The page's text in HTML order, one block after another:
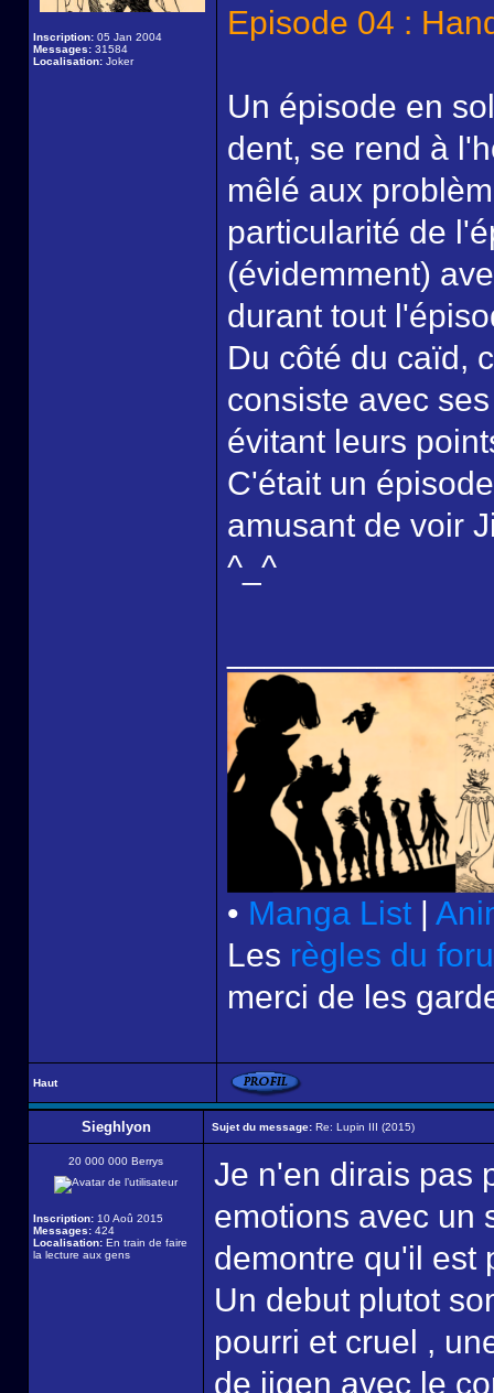
Inscription: 05 Jan 2004
Messages: 31584
Localisation: Joker
Episode 04 :
Un épisode en
dent, se rend à
mêlé aux
particularité de
(évidemment)
durant tout
Du côté du caïd,
consiste avec
évitant leurs
C'était un
amusant de voir
^_^
• Manga List |
Les règles du
merci de les
Haut
Sieghlyon Sujet du message: Re: Lupin III (2015)
20 000 000 Berrys
Inscription: 10 Aoû 2015
Messages: 424
Localisation: En train de faire
la lecture aux gens
Je n'en dirais pas
emotions avec un
demontre qu'il est
Un debut plutot
pourri et cruel ,
de jigen avec le